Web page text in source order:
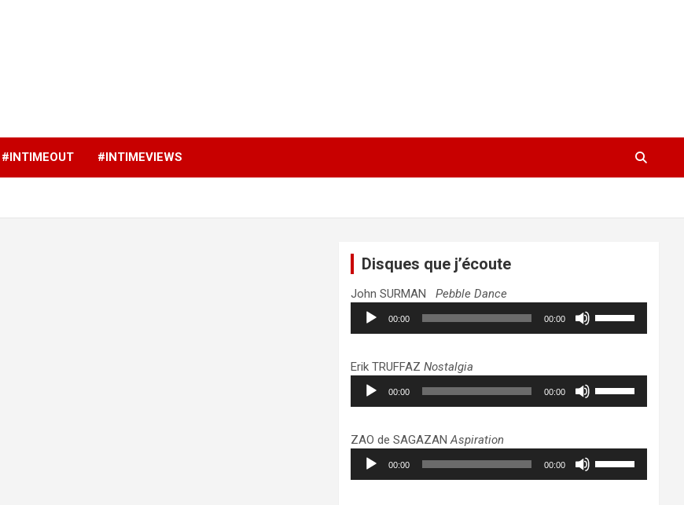
#INTIMEOUT #INTIMEVIEWS
Disques que j’écoute
John SURMANPebble Dance
Lecteur
audio
00:00 00:00
pour
augmenter
ou
volume.
Erik TRUFFAZNostalgia
Lecteur
audio
00:00 00:00
pour
augmenter
ou
ZAO de SAGAZANAspiration
Lecteur
audio
00:00 00:00